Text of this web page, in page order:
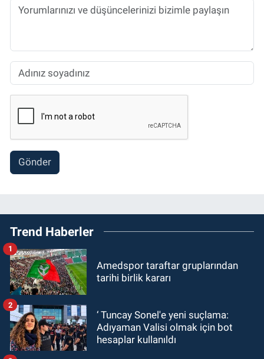
Gönder
Trend Haberler
Amedspor taraftar gruplarından
tarihi birlik kararı
1
‘ Tuncay Sonel'e yeni suçlama:
Adıyaman Valisi olmak için bot
hesaplar kullanıldı
2